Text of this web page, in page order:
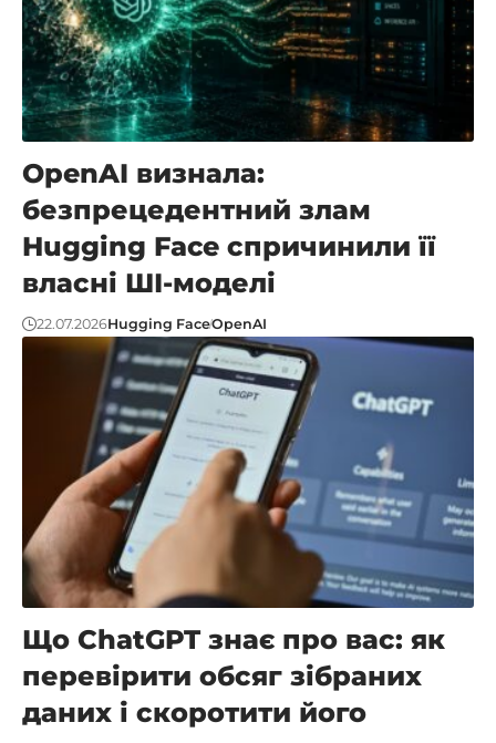
OpenAI визнала:
безпрецедентний злам
Hugging Face спричинили її
власні ШІ-моделі
22.07.2026Hugging FaceOpenAI
Що ChatGPT знає про вас: як
перевірити обсяг зібраних
даних і скоротити його